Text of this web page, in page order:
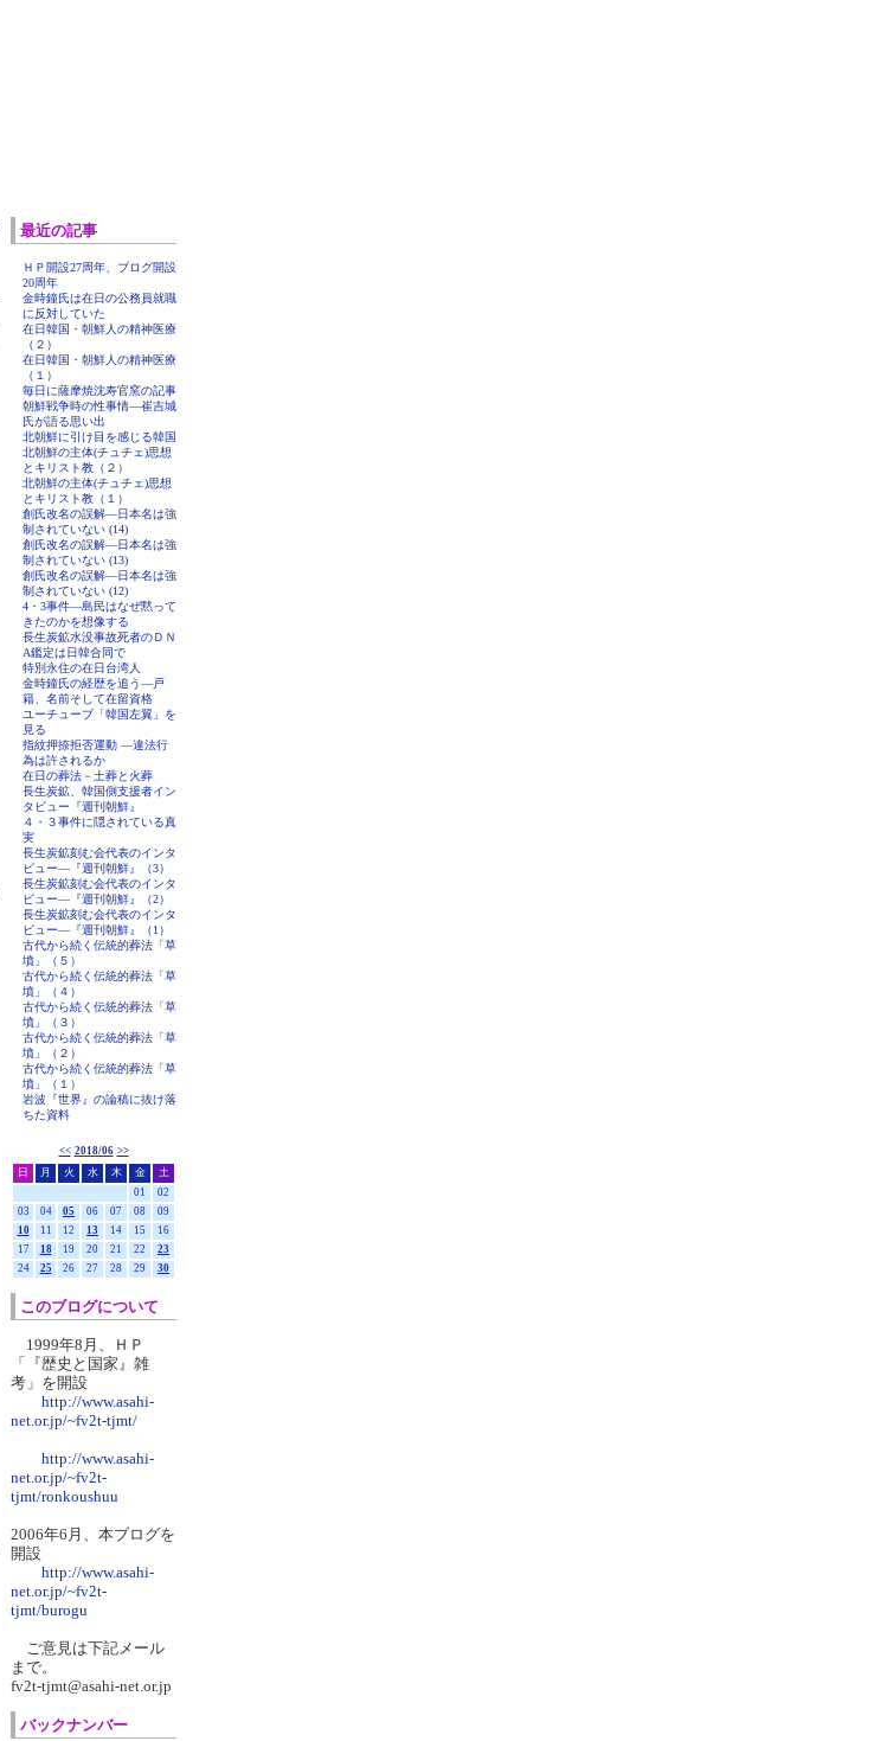
最近の記事
ＨＰ開設27周年、ブログ開設
20周年
金時鐘氏は在日の公務員就職
に反対していた
在日韓国・朝鮮人の精神医療
（２）
在日韓国・朝鮮人の精神医療
（１）
毎日に薩摩焼沈寿官窯の記事
朝鮮戦争時の性事情―崔吉城
氏が語る思い出
北朝鮮に引け目を感じる韓国
北朝鮮の主体(チュチェ)思想
とキリスト教（２）
北朝鮮の主体(チュチェ)思想
とキリスト教（１）
創氏改名の誤解―日本名は強
制されていない (14)
創氏改名の誤解―日本名は強
制されていない (13)
創氏改名の誤解―日本名は強
制されていない (12)
4・3事件―島民はなぜ黙って
きたのかを想像する
長生炭鉱水没事故死者のＤＮ
A鑑定は日韓合同で
特別永住の在日台湾人
金時鐘氏の経歴を追う―戸
籍、名前そして在留資格
ユーチューブ「韓国左翼」を
見る
指紋押捺拒否運動 ―違法行
為は許されるか
在日の葬法－土葬と火葬
長生炭鉱、韓国側支援者イン
タビュー『週刊朝鮮』
４・３事件に隠されている真
実
長生炭鉱刻む会代表のインタ
ビュー―『週刊朝鮮』（3）
長生炭鉱刻む会代表のインタ
ビュー―『週刊朝鮮』（2）
長生炭鉱刻む会代表のインタ
ビュー―『週刊朝鮮』（1）
古代から続く伝統的葬法「草
墳」（５）
古代から続く伝統的葬法「草
墳」（４）
古代から続く伝統的葬法「草
墳」（３）
古代から続く伝統的葬法「草
墳」（２）
古代から続く伝統的葬法「草
墳」（１）
岩波『世界』の論稿に抜け落
ちた資料
<< 2018/06 >>
日
月 火 水 木 金
土
01
02
03
04 05 06 07 08
09
10
11 12 13 14 15
16
17
18 19 20 21 22
23
24
25 26 27 28 29 30
このブログについて
1999年8月、ＨＰ
「『歴史と国家』雑
考」を開設
http://www.asahi-
net.or.jp/~fv2t-tjmt/
http://www.asahi-
net.or.jp/~fv2t-
tjmt/ronkoushuu
2006年6月、本ブログを
開設
http://www.asahi-
net.or.jp/~fv2t-
tjmt/burogu
ご意見は下記メール
まで。
fv2t-tjmt@asahi-net.or.jp
バックナンバー